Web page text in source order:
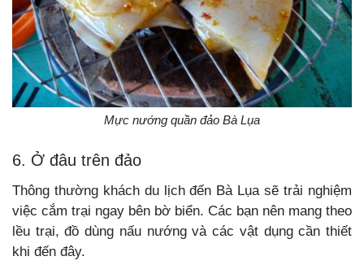
Mực nướng quần đảo Bà Lụa
6. Ở đâu trên đảo
Thông thường khách du lịch đến Bà Lụa sẽ trải nghiệm
việc cắm trại ngay bên bờ biển. Các bạn nên mang theo
lều trại, đồ dùng nấu nướng và các vật dụng cần thiết
khi đến đây.